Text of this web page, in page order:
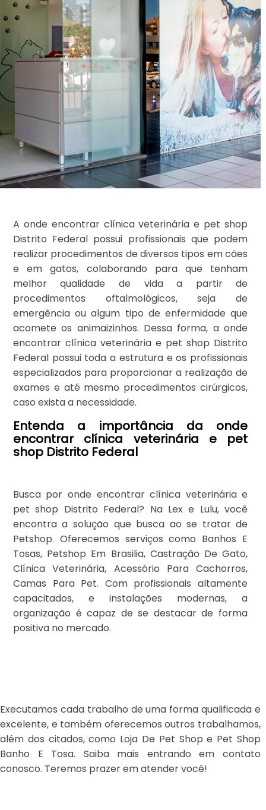
A onde encontrar clínica veterinária e pet shop
Distrito Federal possui profissionais que podem
realizar procedimentos de diversos tipos em cães
e em gatos, colaborando para que tenham
melhor qualidade de vida a partir de
procedimentos oftalmológicos, seja de
emergência ou algum tipo de enfermidade que
acomete os animaizinhos. Dessa forma, a onde
encontrar clínica veterinária e pet shop Distrito
Federal possui toda a estrutura e os profissionais
especializados para proporcionar a realização de
exames e até mesmo procedimentos cirúrgicos,
caso exista a necessidade.
Entenda a importância da onde
encontrar clínica veterinária e pet
shop Distrito Federal
Busca por onde encontrar clínica veterinária e
pet shop Distrito Federal? Na Lex e Lulu, você
encontra a solução que busca ao se tratar de
Petshop. Oferecemos serviços como Banhos E
Tosas, Petshop Em Brasilia, Castração De Gato,
Clínica Veterinária, Acessório Para Cachorros,
Camas Para Pet. Com profissionais altamente
capacitados, e instalações modernas, a
organização é capaz de se destacar de forma
positiva no mercado.
Executamos cada trabalho de uma forma qualificada e
excelente, e também oferecemos outros trabalhamos,
além dos citados, como Loja De Pet Shop e Pet Shop
Banho E Tosa. Saiba mais entrando em contato
conosco. Teremos prazer em atender você!